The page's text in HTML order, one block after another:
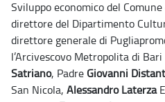
Sviluppo economico del
direttore del Dipartimento
direttore generale di
l’Arcivescovo Metropolita di
Satriano, Padre Giovanni
San Nicola, Alessandro Laterza